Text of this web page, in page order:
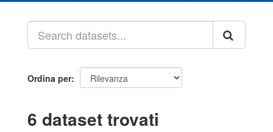
Ordina per
6 dataset trovati